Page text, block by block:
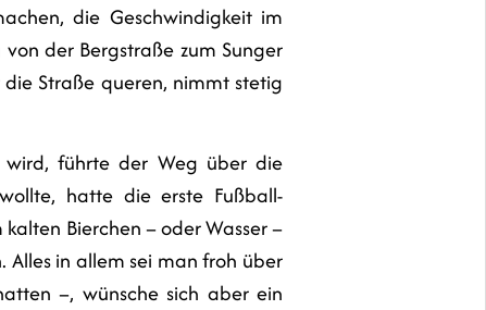
die Geschwindigkeit im
der Bergstraße zum Sunger
Straße queren, nimmt stetig
wird, führte der Weg über die
hatte die erste Fußball-
Bierchen – oder Wasser –
Alles in allem sei man froh über
–, wünsche sich aber ein